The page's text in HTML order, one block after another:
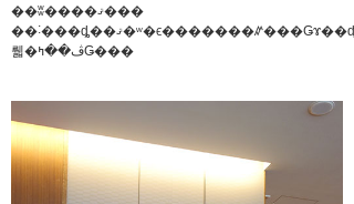
��ʬ����ޤ���
��˸���ȡ��ޤ�ʷ�ϵ�������ꤽ���Ǥɤ��ʤ
뤫�ڤ��ߤǤ���